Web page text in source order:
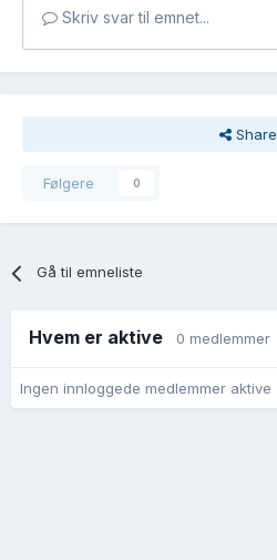
Skriv svar til emnet...
Share
Følgere 0
Gå til emneliste
Hvem er aktive 0 medlemmer
Ingen innloggede medlemmer aktive